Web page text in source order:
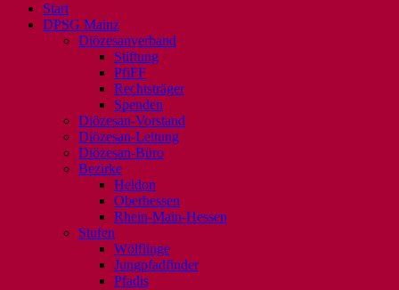
Start
DPSG Mainz
Diözesanverband
Stiftung
PfiFF
Rechtsträger
Spenden
Diözesan-Vorstand
Diözesan-Leitung
Diözesan-Büro
Bezirke
Heldon
Oberhessen
Rhein-Main-Hessen
Stufen
Wölflinge
Jungpfadfinder
Pfadis